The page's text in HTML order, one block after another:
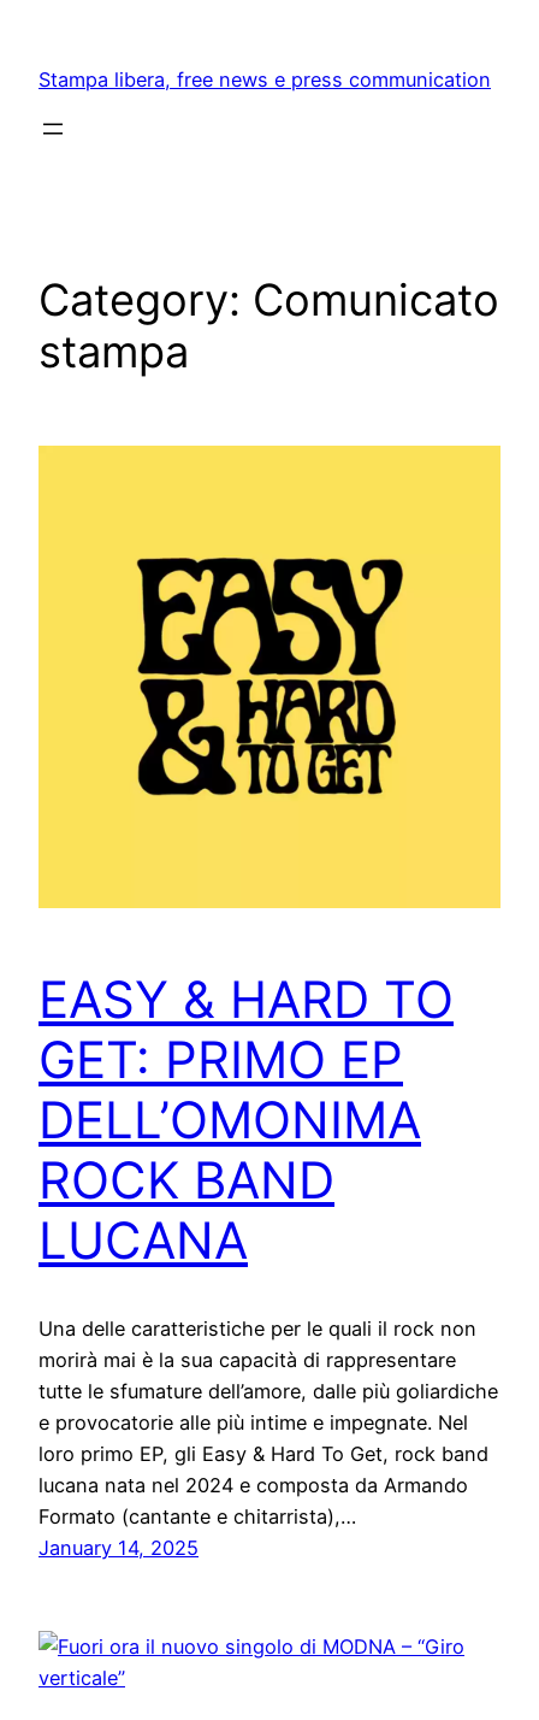
content
Stampa libera, free news e press communication
Category: Comunicato
stampa
EASY & HARD TO
GET: PRIMO EP
DELL’OMONIMA
ROCK BAND
LUCANA
Una delle caratteristiche per le quali il rock non
morirà mai è la sua capacità di rappresentare
tutte le sfumature dell’amore, dalle più goliardiche
e provocatorie alle più intime e impegnate. Nel
loro primo EP, gli Easy & Hard To Get, rock band
lucana nata nel 2024 e composta da Armando
Formato (cantante e chitarrista),…
January 14, 2025